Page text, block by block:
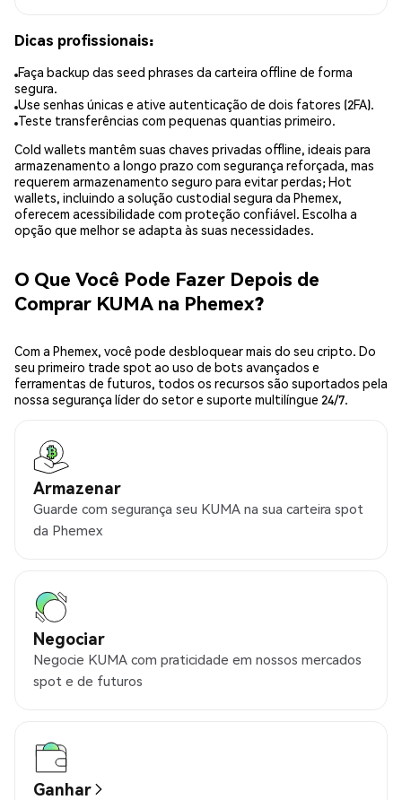
Dicas profissionais:
Faça backup das seed phrases da carteira offline de forma
segura.
Use senhas únicas e ative autenticação de dois fatores (2FA).
Teste transferências com pequenas quantias primeiro.
Cold wallets mantêm suas chaves privadas offline, ideais para
armazenamento a longo prazo com segurança reforçada, mas
requerem armazenamento seguro para evitar perdas; Hot
wallets, incluindo a solução custodial segura da Phemex,
oferecem acessibilidade com proteção confiável. Escolha a
opção que melhor se adapta às suas necessidades.
O Que Você Pode Fazer Depois de
Comprar KUMA na Phemex?
Com a Phemex, você pode desbloquear mais do seu cripto. Do
seu primeiro trade spot ao uso de bots avançados e
ferramentas de futuros, todos os recursos são suportados pela
nossa segurança líder do setor e suporte multilíngue 24/7.
Armazenar
Guarde com segurança seu KUMA na sua carteira spot
da Phemex
Negociar
Negocie KUMA com praticidade em nossos mercados
spot e de futuros
Ganhar